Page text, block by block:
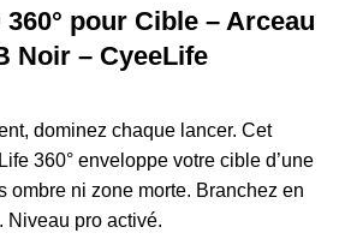
pour Cible – Arceau
Noir – CyeeLife
dominez chaque lancer. Cet
360° enveloppe votre cible d’une
ombre ni zone morte. Branchez en
Niveau pro activé.